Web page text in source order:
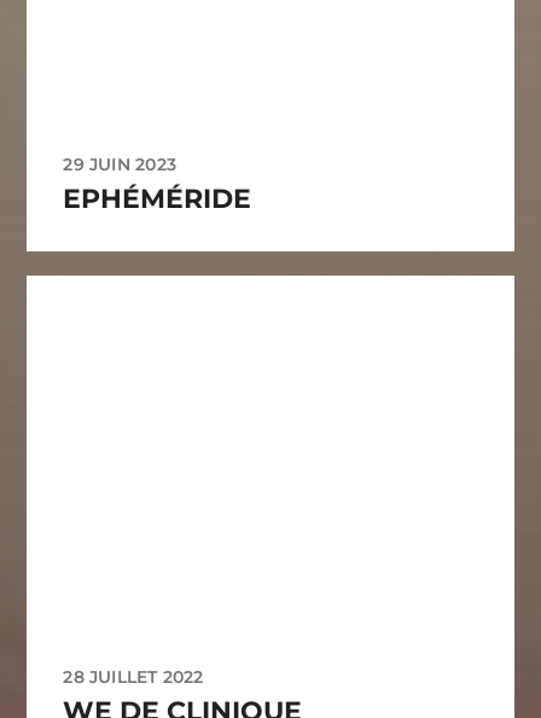
29 JUIN 2023
EPHÉMÉRIDE
28 JUILLET 2022
WE DE CLINIQUE